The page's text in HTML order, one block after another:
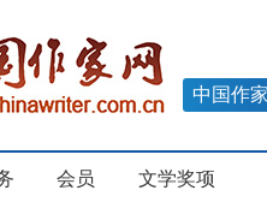
中国作
会员
文学奖项